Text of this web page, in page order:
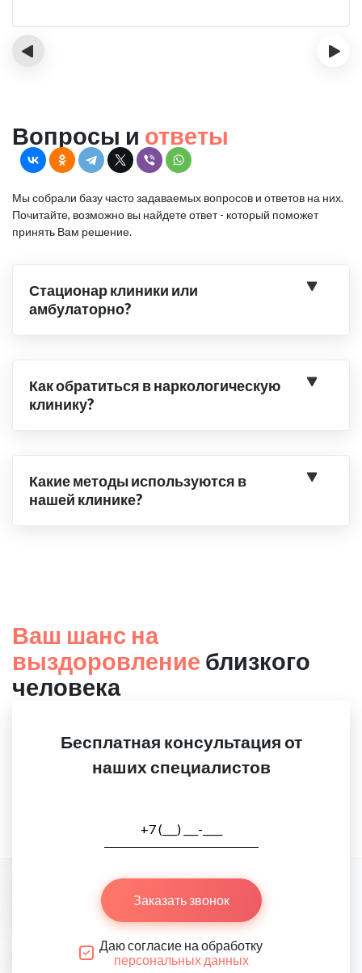
‹ ›
Вопросы и ответы
Мы собрали базу часто задаваемых вопросов и ответов на них.
Почитайте, возможно вы найдете ответ - который поможет
принять Вам решение.
Стационар клиники или
амбулаторно?
Как обратиться в наркологическую
клинику?
Какие методы используются в
нашей клинике?
Ваш шанс на
выздоровление близкого
человека
Бесплатная консультация от
наших специалистов
Заказать звонок
Даю согласие на обработку
персональных данных